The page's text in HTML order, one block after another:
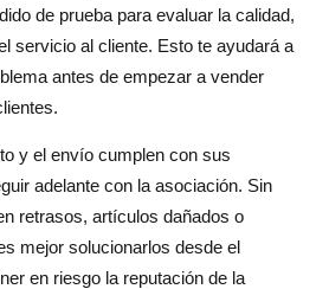
de prueba para evaluar la calidad,
servicio al cliente. Esto te ayudará a
antes de empezar a vender
y el envío cumplen con sus
adelante con la asociación. Sin
retrasos, artículos dañados o
mejor solucionarlos desde el
en riesgo la reputación de la